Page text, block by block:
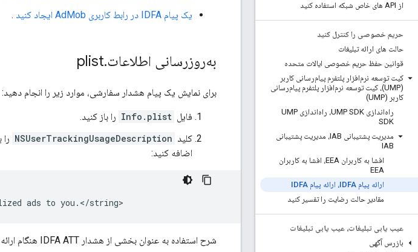
از API های خاص شبکه استفاده کنید
حریم خصوصی را کنترل کنید
حالت های ارائه تبلیغات
قوانین حفظ حریم خصوصی ایالات متحده
کیت توسعه نرم‌افزار پلتفرم پیام‌رسانی کاربر
(UMP)، کیت توسعه نرم‌افزار پلتفرم پیام‌رسانی
کاربر (UMP)
راه‌اندازی UMP SDK، راه‌اندازی UMP
SDK
مدیریت پشتیبانی IAB، مدیریت پشتیبانی
IAB
افشا به کاربران EEA، افشا به کاربران
EEA
ارائه پیام IDFA، ارائه پیام IDFA
مقادیر حالت رضایت را تفسیر کنید
عیب یابی تبلیغات، عیب یابی تبلیغات
بازرس آگهی
یک پیام IDFA در رابط کاربری AdMob ایجاد کنید
.
به‌روزرسانی اطلاعات.
plist
برای نمایش یک پیام هشدار سفارشی، موارد زیر را انجام دهید:
فایل Info.plist را باز کنید.
کلید NSUserTrackingUsageDescription
اضافه کنید:
شرح استفاده به عنوان بخشی از هشدار IDFA ATT هنگام ارائه فرم رضایت‌نامه ظاهر می‌شود: